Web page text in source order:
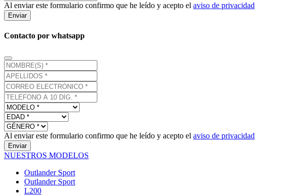
Al enviar este formulario confirmo que he leído y acepto el aviso de privacidad
Enviar
Contacto por whatsapp
Al enviar este formulario confirmo que he leído y acepto el aviso de privacidad
Enviar
NUESTROS MODELOS
Outlander Sport
Outlander Sport
L200